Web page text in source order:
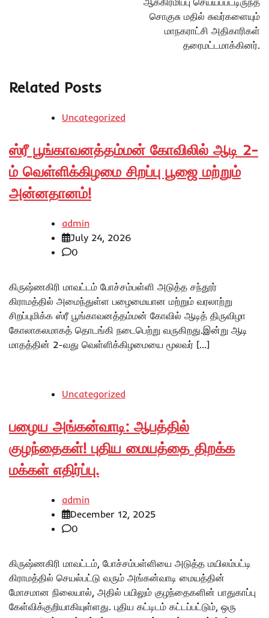
சொகுசு மதில் சுவர்களையும்
மாநகராட்சி அதிகாரிகள்
தரைமட்டமாக்கினர்.
Related Posts
Uncategorized
ஸ்ரீ பூங்காவனத்தம்மன் கோவிலில் ஆடி 2-
ம் வெள்ளிக்கிழமை சிறப்பு பூஜை மற்றும்
அன்னதானம்!
admin
July 24, 2026
0
கிருஷ்ணகிரி மாவட்டம் போச்சம்பள்ளி அடுத்த சந்தூர்
கிராமத்தில் அமைந்துள்ள பழைமையான மற்றும் வரலாற்று
சிறப்புமிக்க ஸ்ரீ பூங்காவனத்தம்மன் கோவில் ஆடித் திருவிழா
கோலாகலமாகத் தொடங்கி நடைபெற்று வருகிறது.​இன்று ஆடி
மாதத்தின் 2-வது வெள்ளிக்கிழமையை மூலவர் […]
Uncategorized
பழைய அங்கன்வாடி: ஆபத்தில்
குழந்தைகள்! புதிய மையத்தை திறக்க
மக்கள் எதிர்ப்பு.
admin
December 12, 2025
0
கிருஷ்ணகிரி மாவட்டம், போச்சம்பள்ளியை அடுத்த மயிலம்பட்டி
கிராமத்தில் செயல்பட்டு வரும் அங்கன்வாடி மையத்தின்
மோசமான நிலையால், அதில் பயிலும் குழந்தைகளின் பாதுகாப்பு
கேள்விக்குறியாகியுள்ளது. புதிய கட்டிடம் கட்டப்பட்டும், ஒரு